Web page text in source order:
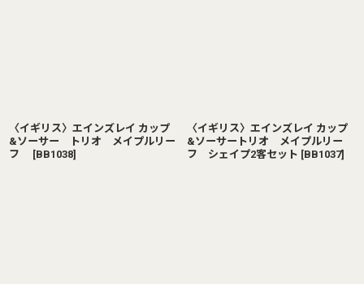
〈イギリス〉エインズレイ カップ
&ソーサー トリオ メイプルリー
フ
[BB1038]
〈イギリス〉エインズレイ カップ
&ソーサートリオ メイプルリー
フ シェイプ2客セット [BB1037]